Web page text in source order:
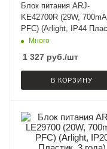
Блок питания ARJ-
KE42700R (29W, 700mA,
PFC) (Arlight, IP44
5 лет)
Много
1 327 руб./шт
В КОРЗИНУ